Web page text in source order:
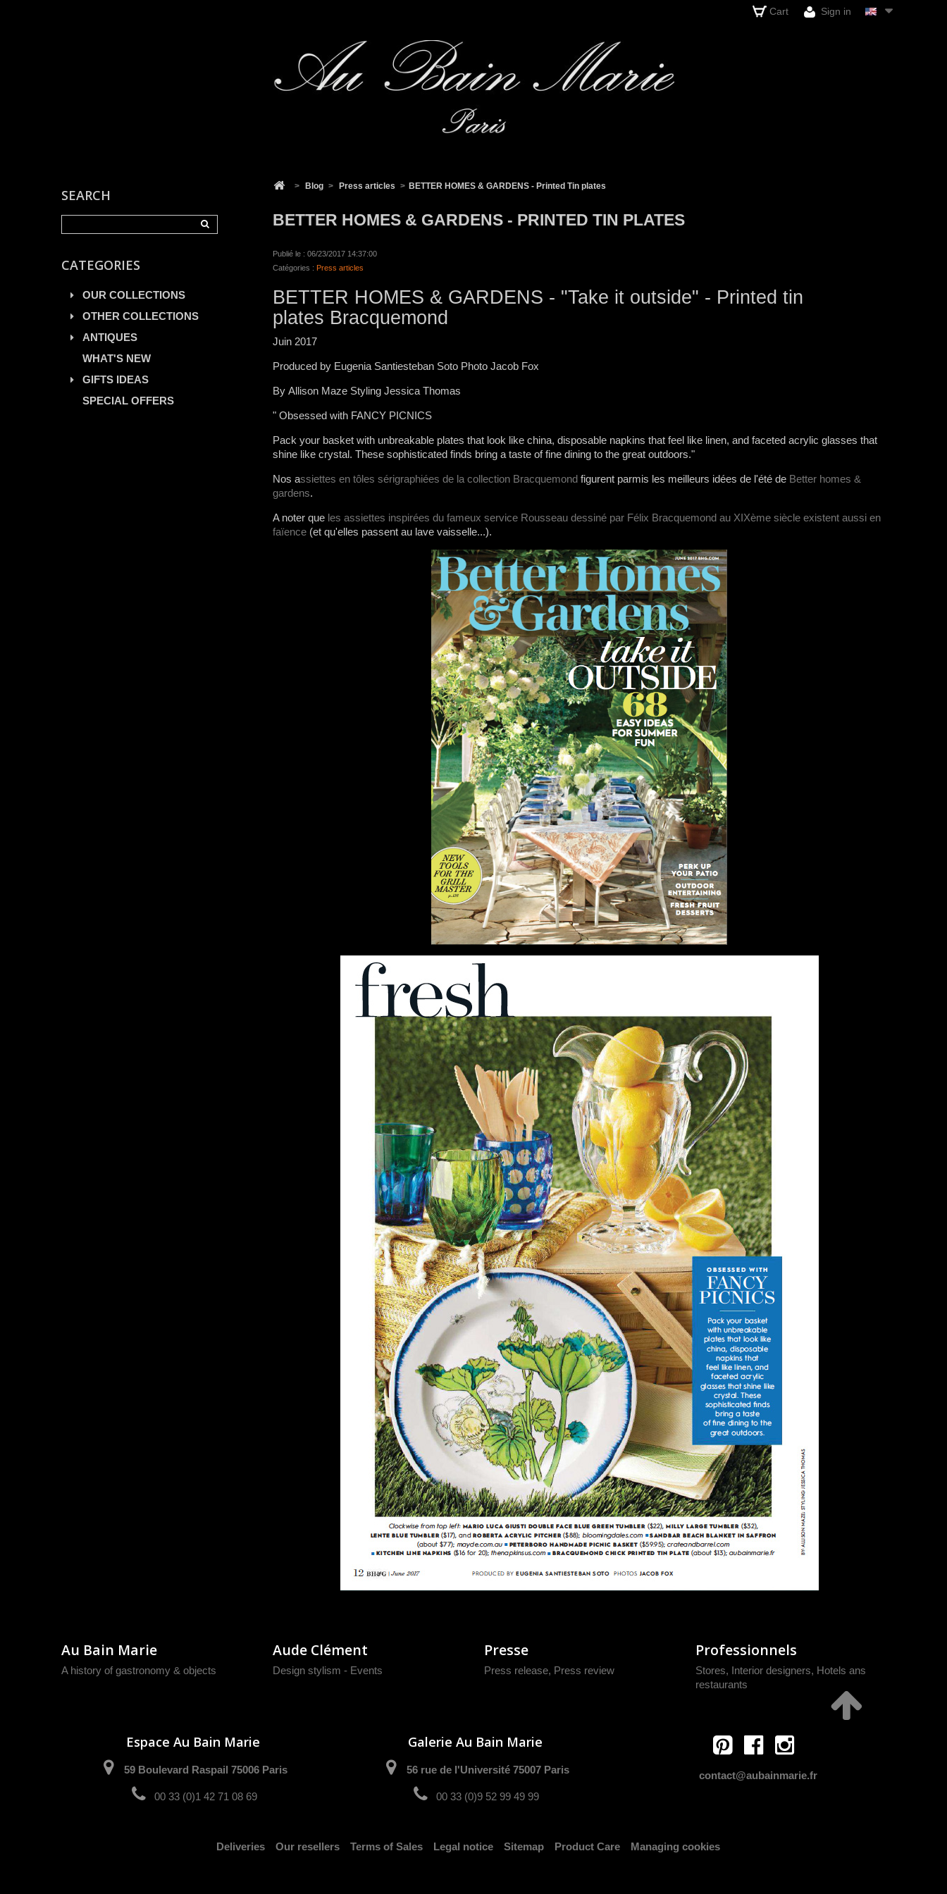
Sign in
Cart
SEARCH
CATEGORIES
OUR COLLECTIONS
OTHER COLLECTIONS
ANTIQUES
WHAT'S NEW
GIFTS IDEAS
SPECIAL OFFERS
> Blog > Press articles > BETTER HOMES & GARDENS - Printed Tin plates
BETTER HOMES & GARDENS - PRINTED TIN PLATES
Publié le : 06/23/2017 14:37:00
Catégories : Press articles
BETTER HOMES & GARDENS - "Take it outside" - Printed tin
plates Bracquemond
Juin 2017
Produced by Eugenia Santiesteban Soto Photo Jacob Fox
By Allison Maze Styling Jessica Thomas
" Obsessed with FANCY PICNICS
Pack your basket with unbreakable plates that look like china, disposable napkins that feel like linen, and faceted acrylic glasses that
shine like crystal. These sophisticated finds bring a taste of fine dining to the great outdoors."
Nos assiettes en tôles sérigraphiées de la collection Bracquemond figurent parmis les meilleurs idées de l'été de Better homes &
gardens.
A noter que les assiettes inspirées du fameux service Rousseau dessiné par Félix Bracquemond au XIXème siècle existent aussi en
faïence (et qu'elles passent au lave vaisselle...).
Au Bain Marie
A history of gastronomy & objects
Aude Clément
Design stylism - Events
Presse
Press release, Press review
Professionnels
Stores, Interior designers, Hotels ans
restaurants
Espace Au Bain Marie
59 Boulevard Raspail 75006 Paris
00 33 (0)1 42 71 08 69
Galerie Au Bain Marie
56 rue de l'Université 75007 Paris
00 33 (0)9 52 99 49 99
contact@aubainmarie.fr
Deliveries Our resellers Terms of Sales Legal notice Sitemap Product Care Managing cookies